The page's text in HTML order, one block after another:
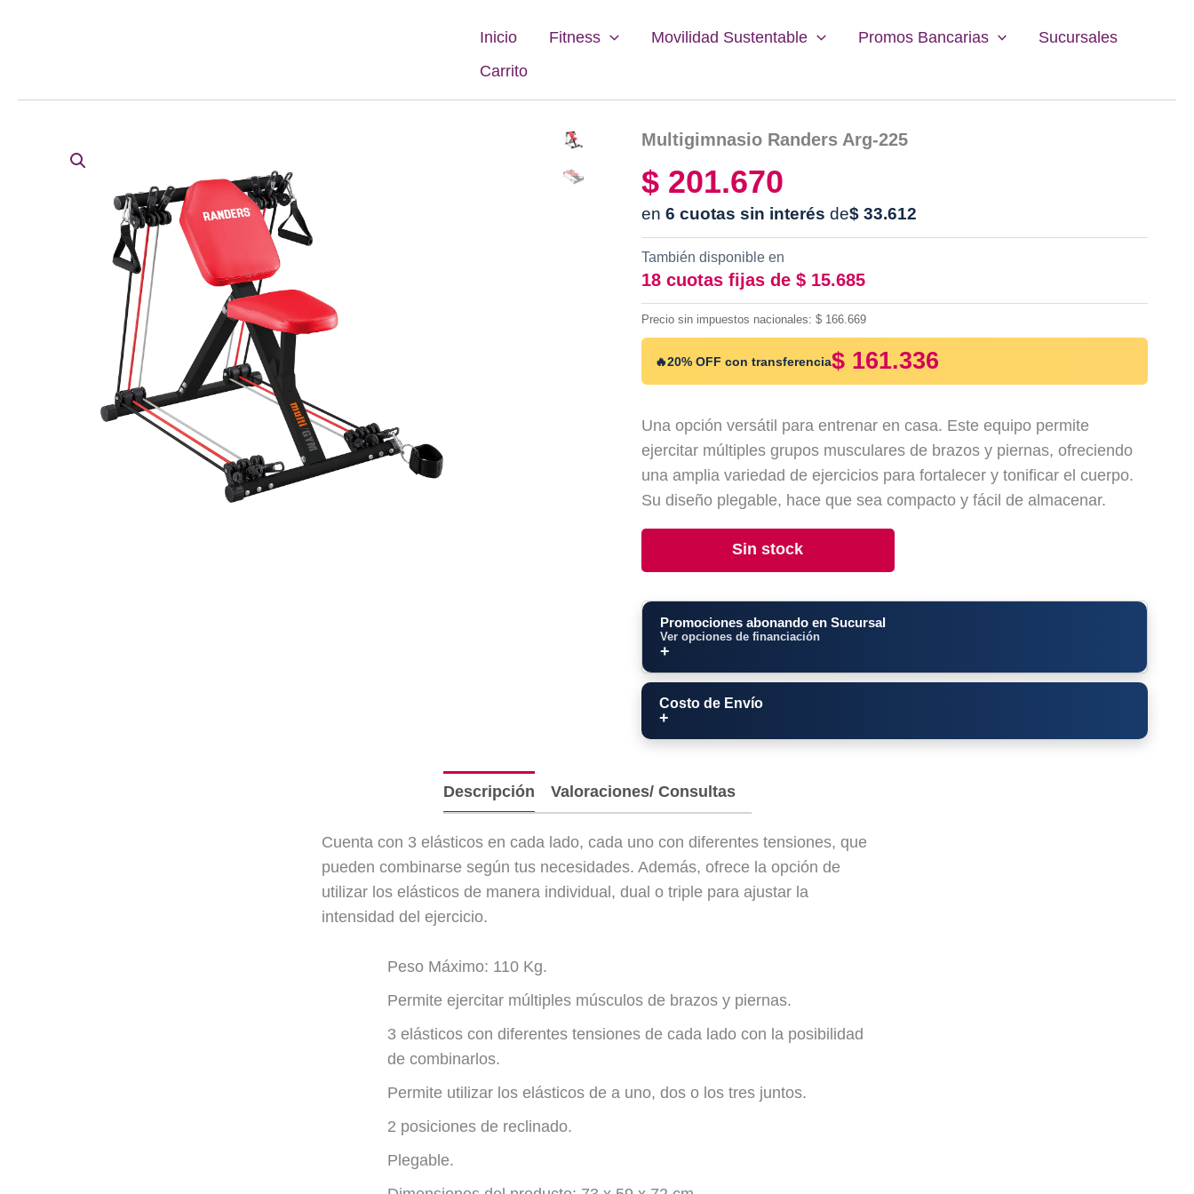
Inicio Fitness Movilidad Sustentable Promos Bancarias
Sucursales
Carrito
Multigimnasio Randers Arg-225
$201.670
en 6 cuotas sin interés de$33.612
También disponible en
18 cuotas fijas de $15.685
Precio sin impuestos nacionales: $166.669
🔥20% OFF con transferencia$161.336
Una opción versátil para entrenar en casa. Este equipo permite
ejercitar múltiples grupos musculares de brazos y piernas, ofreciendo
una amplia variedad de ejercicios para fortalecer y tonificar el cuerpo.
Su diseño plegable, hace que sea compacto y fácil de almacenar.
Sin stock
Promociones abonando en Sucursal
Ver opciones de financiación
Costo de Envío
Descripción Valoraciones/ Consultas
Cuenta con 3 elásticos en cada lado, cada uno con diferentes tensiones, que
pueden combinarse según tus necesidades. Además, ofrece la opción de
utilizar los elásticos de manera individual, dual o triple para ajustar la
intensidad del ejercicio.
Peso Máximo: 110 Kg.
Permite ejercitar múltiples músculos de brazos y piernas.
3 elásticos con diferentes tensiones de cada lado con la posibilidad
de combinarlos.
Permite utilizar los elásticos de a uno, dos o los tres juntos.
2 posiciones de reclinado.
Plegable.